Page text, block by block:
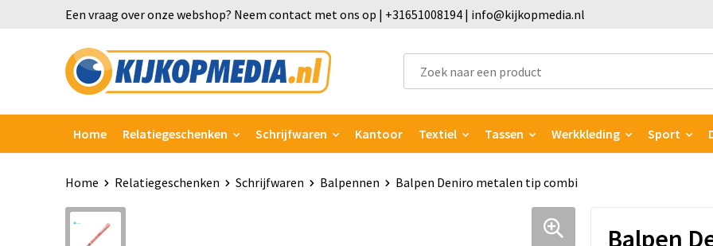
Een vraag over onze webshop? Neem contact met ons op | +31651008194 | info@kijkopmedia.nl
Home Relatiegeschenken Schrijfwaren Kantoor Textiel Tassen Werkkleding Sport
Home Relatiegeschenken Schrijfwaren Balpennen Balpen Deniro metalen tip combi
Balpen